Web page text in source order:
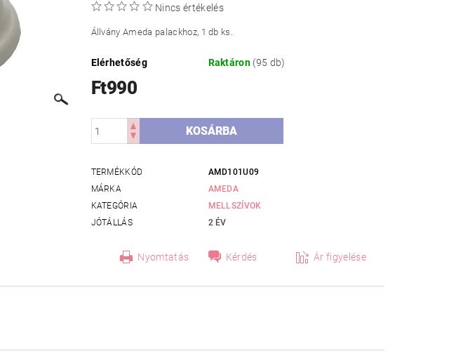
Nincs értékelés
Állvány Ameda palackhoz, 1 db ks.
Elérhetőség Raktáron (95 db)
Ft990
TERMÉKKÓD
AMD101U09
MÁRKA
AMEDA
KATEGÓRIA
MELLSZÍVOK
JÓTÁLLÁS
2 ÉV
Nyomtatás Kérdés Ár figyelése